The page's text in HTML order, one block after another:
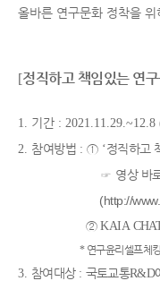
올바른 연구문화 정착을
[정직하고 책임있는 연
1. 기간 : 2021.11.29.~12.8
2. 참여방법 : ① ‘정직하고
☞ 영상 바
(http://
②KAIA
* 연구윤리셀프체
3. 참여대상 : 국토교통R&D